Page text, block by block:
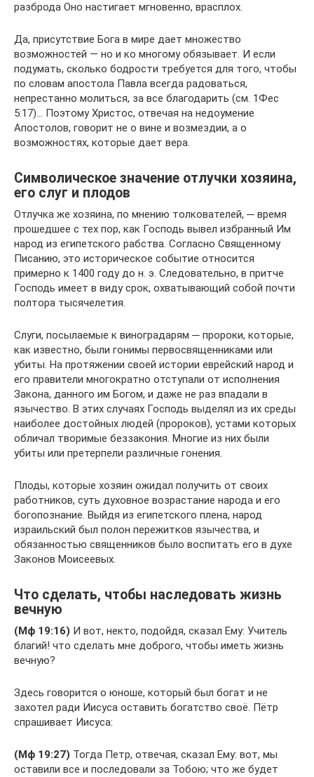
разброда Оно настигает мгновенно, врасплох.
Да, присутствие Бога в мире дает множество
возможностей — но и ко многому обязывает. И если
подумать, сколько бодрости требуется для того, чтобы
по словам апостола Павла всегда радоваться,
непрестанно молиться, за все благодарить (см. 1Фес
5:17)… Поэтому Христос, отвечая на недоумение
Апостолов, говорит не о вине и возмездии, а о
возможностях, которые дает вера.
Символическое значение отлучки хозяина,
его слуг и плодов
Отлучка же хозяина, по мнению толкователей, ─ время
прошедшее с тех пор, как Господь вывел избранный Им
народ из египетского рабства. Согласно Священному
Писанию, это историческое событие относится
примерно к 1400 году до н. э. Следовательно, в притче
Господь имеет в виду срок, охватывающий собой почти
полтора тысячелетия.
Слуги, посылаемые к виноградарям ─ пророки, которые,
как известно, были гонимы первосвященниками или
убиты. На протяжении своей истории еврейский народ и
его правители многократно отступали от исполнения
Закона, данного им Богом, и даже не раз впадали в
язычество. В этих случаях Господь выделял из их среды
наиболее достойных людей (пророков), устами которых
обличал творимые беззакония. Многие из них были
убиты или претерпели различные гонения.
Плоды, которые хозяин ожидал получить от своих
работников, суть духовное возрастание народа и его
богопознание. Выйдя из египетского плена, народ
израильский был полон пережитков язычества, и
обязанностью священников было воспитать его в духе
Законов Моисеевых.
Что сделать, чтобы наследовать жизнь
вечную
(Мф 19:16) И вот, некто, подойдя, сказал Ему: Учитель
благий! что сделать мне доброго, чтобы иметь жизнь
вечную?
Здесь говорится о юноше, который был богат и не
захотел ради Иисуса оставить богатство своё. Пётр
спрашивает Иисуса:
(Мф 19:27) Тогда Петр, отвечая, сказал Ему: вот, мы
оставили все и последовали за Тобою; что же будет